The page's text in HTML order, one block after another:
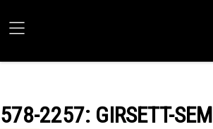
578-2257: GIRSETT-SEM